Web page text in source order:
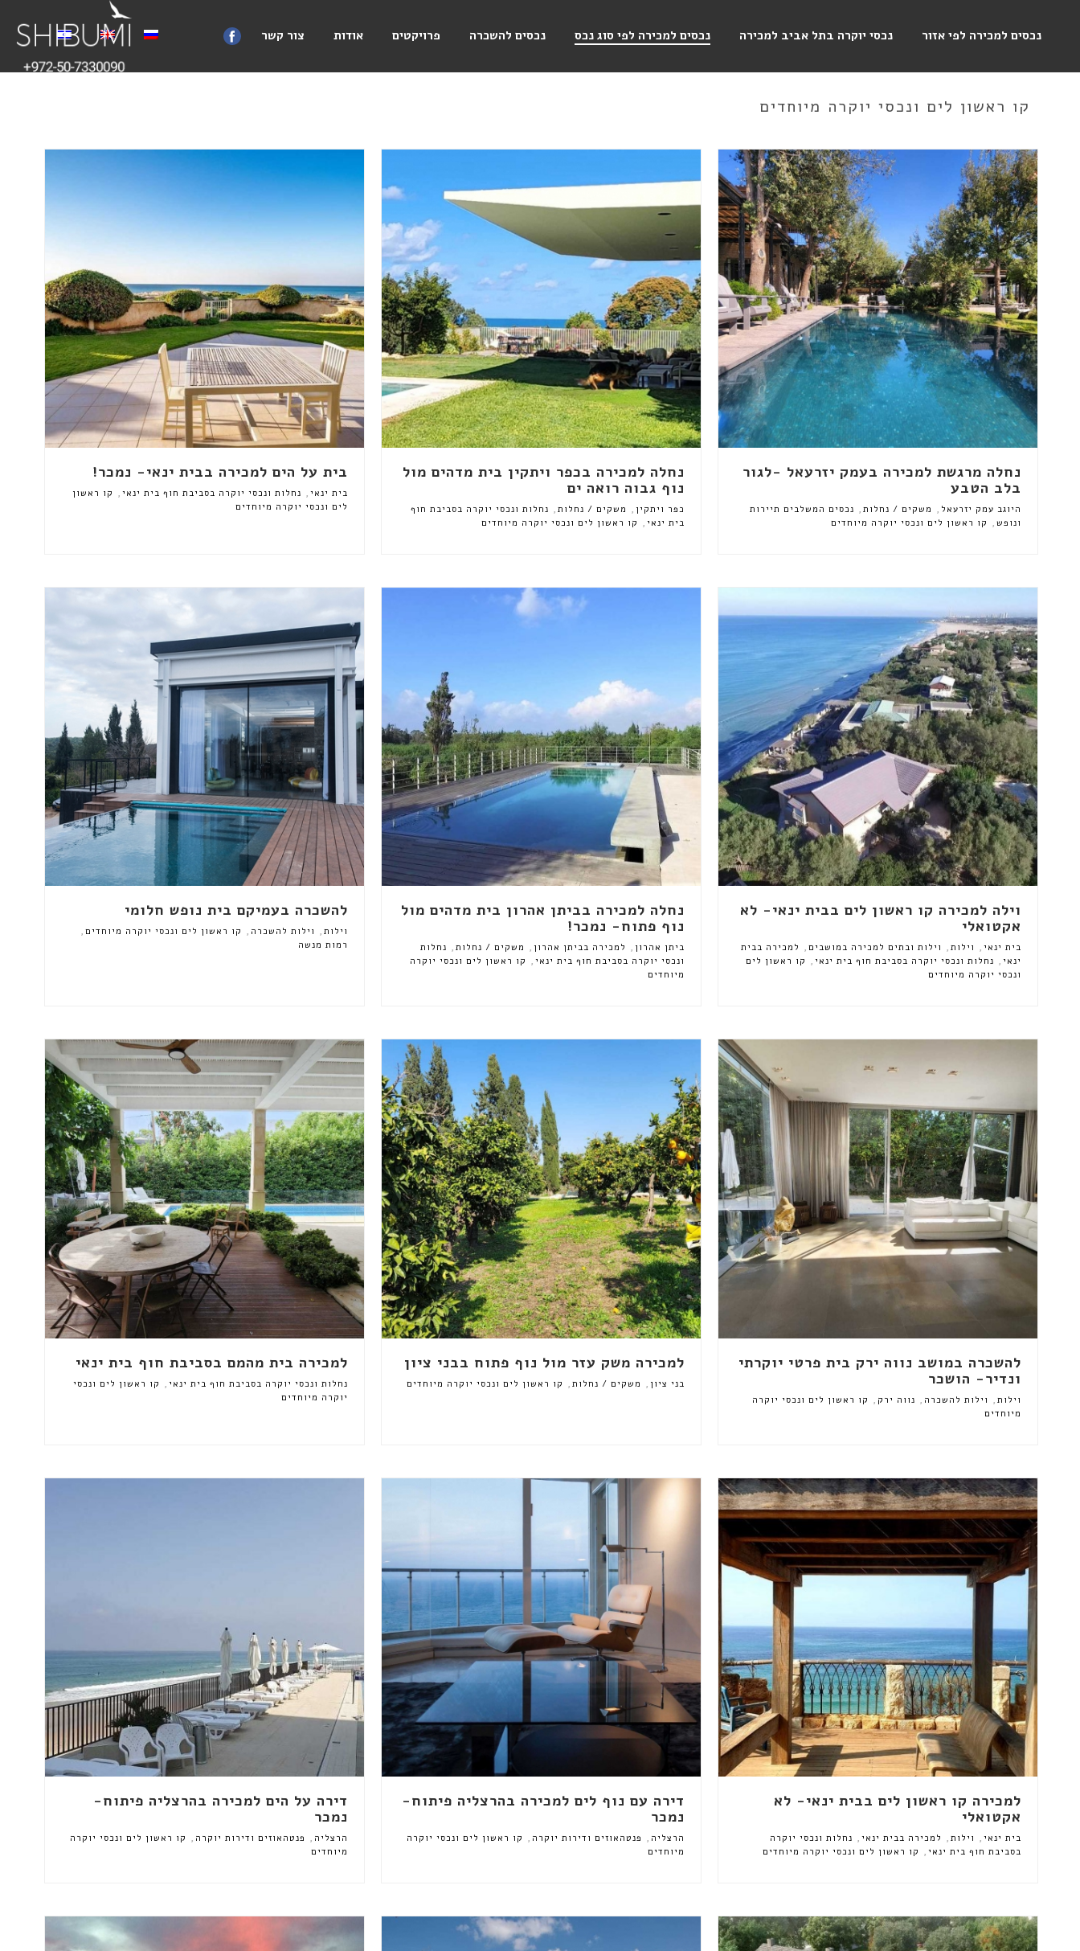
נכסים למכירה לפי אזור נכסי יוקרה בתל אביב למכירה נכסים למכירה לפי סוג נכס נכסים להשכרה פרויקטים אודות צור קשר
קו ראשון לים ונכסי יוקרה מיוחדים
נחלה מרגשת למכירה בעמק יזרעאל -לגור
בלב הטבע
היוגב עמק יזרעאל , משקים / נחלות , נכסים המשלבים תיירות
ונופש , קו ראשון לים ונכסי יוקרה מיוחדים
נחלה למכירה בכפר ויתקין בית מדהים מול
נוף גבוה רואה ים
כפר ויתקין , משקים / נחלות , נחלות ונכסי יוקרה בסביבת חוף
בית ינאי , קו ראשון לים ונכסי יוקרה מיוחדים
בית על הים למכירה בבית ינאי- נמכר!
בית ינאי , נחלות ונכסי יוקרה בסביבת חוף בית ינאי , קו ראשון
לים ונכסי יוקרה מיוחדים
וילה למכירה קו ראשון לים בבית ינאי- לא
אקטואלי
בית ינאי , וילות , וילות ובתים למכירה במושבים , למכירה בבית
ינאי , נחלות ונכסי יוקרה בסביבת חוף בית ינאי , קו ראשון לים
ונכסי יוקרה מיוחדים
נחלה למכירה בביתן אהרון בית מדהים מול
נוף פתוח- נמכר!
ביתן אהרון , למכירה בביתן אהרון , משקים / נחלות , נחלות
ונכסי יוקרה בסביבת חוף בית ינאי , קו ראשון לים ונכסי יוקרה
מיוחדים
להשכרה בעמיקם בית נופש חלומי
וילות , וילות להשכרה , קו ראשון לים ונכסי יוקרה מיוחדים ,
רמות מנשה
להשכרה במושב נווה ירק בית פרטי יוקרתי
ונדיר- הושכר
וילות , וילות להשכרה , נווה ירק , קו ראשון לים ונכסי יוקרה
מיוחדים
למכירה משק עזר מול נוף פתוח בבני ציון
בני ציון , משקים / נחלות , קו ראשון לים ונכסי יוקרה מיוחדים
למכירה בית מהמם בסביבת חוף בית ינאי
נחלות ונכסי יוקרה בסביבת חוף בית ינאי , קו ראשון לים ונכסי
יוקרה מיוחדים
למכירה קו ראשון לים בבית ינאי- לא
אקטואלי
בית ינאי , וילות , למכירה בבית ינאי , נחלות ונכסי יוקרה
בסביבת חוף בית ינאי , קו ראשון לים ונכסי יוקרה מיוחדים
דירה עם נוף לים למכירה בהרצליה פיתוח-
נמכר
הרצליה , פנטהאוזים ודירות יוקרה , קו ראשון לים ונכסי יוקרה
מיוחדים
דירה על הים למכירה בהרצליה פיתוח-
נמכר
הרצליה , פנטהאוזים ודירות יוקרה , קו ראשון לים ונכסי יוקרה
מיוחדים